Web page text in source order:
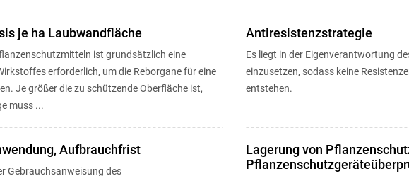
je ha Laubwandfläche
ist grundsätzlich eine
erforderlich, um die Reborgane für eine
Je größer die zu schützende Oberfläche ist,
muss ...
Antiresistenzstrategie
Es liegt in der Eigenverantwortung
einzusetzen, sodass keine
entstehen.
Aufbrauchfrist
Gebrauchsanweisung des
Lagerung von